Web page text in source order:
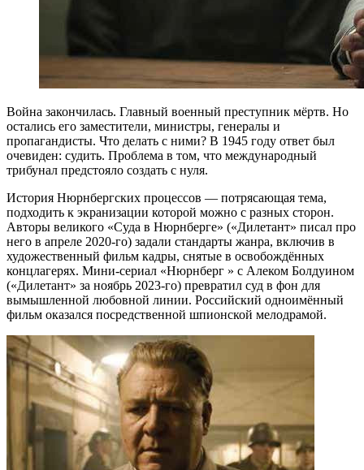
Война закончилась. Главный военный преступник мёртв. Но
остались его заместители, министры, генералы и
пропагандисты. Что делать с ними? В 1945 году ответ был
очевиден: судить. Проблема в том, что международный
трибунал предстояло создать с нуля.
История Нюрнбергских процессов — потрясающая тема,
подходить к экранизации которой можно с разных сторон.
Авторы великого «Суда в Нюрнберге» («Дилетант» писал про
него в апреле 2020-го) задали стандарты жанра, включив в
художественный фильм кадры, снятые в освобождённых
концлагерях. Мини-сериал «Нюрнберг » с Алеком Болдуином
(«Дилетант» за ноябрь 2023-го) превратил суд в фон для
вымышленной любовной линии. Российский одноимённый
фильм оказался посредственной шпионской мелодрамой.